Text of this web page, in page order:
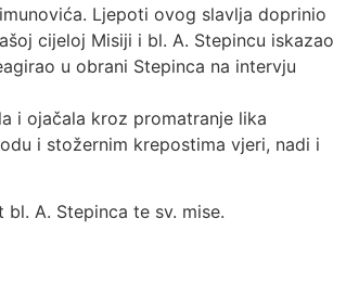
Ljepoti ovog slavlja doprinio
cijeloj Misiji i bl. A. Stepincu iskazao
u obrani Stepinca na intervju
i ojačala kroz promatranje lika
i stožernim krepostima vjeri, nadi i
A. Stepinca te sv. mise.